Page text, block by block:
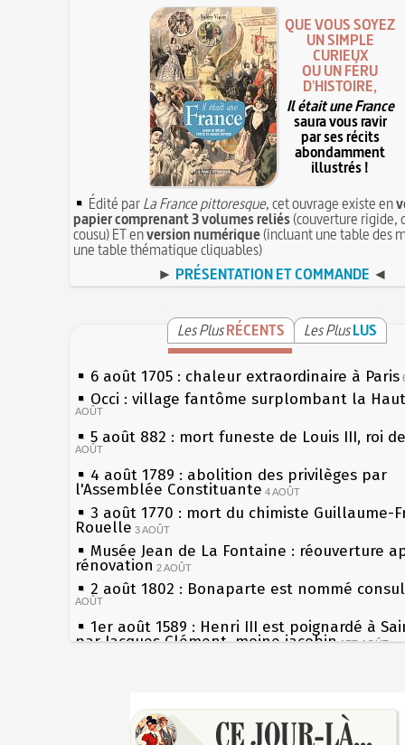
QUE VOUS SOYEZ
UN SIMPLE
CURIEUX
OU UN FÉRU
D'HISTOIRE,
Il était une France
saura vous ravir
par ses récits
abondamment
illustrés !
Édité parLa France pittoresque, cet ouvrage existe en
papier comprenant 3 volumes reliés(couverture rigide,
cousu) ET enversion numérique(incluant une table des
une table thématique cliquables)
► PRÉSENTATION ET COMMANDE ◄
Les PlusRÉCENTS Les PlusLUS
6 août 1705 : chaleur extraordinaire à Paris
Occi : village fantôme surplombant la
AOÛT
5 août 882 : mort funeste de Louis III, roi
AOÛT
4 août 1789 : abolition des privilèges par
l'Assemblée Constituante 4 AOÛT
3 août 1770 : mort du chimiste Guillaume-
Rouelle 3 AOÛT
Musée Jean de La Fontaine : réouverture
rénovation 2 AOÛT
2 août 1802 : Bonaparte est nommé
AOÛT
1er août 1589 : Henri III est poignardé à
par Jacques Clément, moine jacobin 1ER AOÛT
Chocolat Poulain 30 JUILLET
29 juillet 1881 : loi sur la liberté de la
les siècles
27 mai 1610 : supplice de François